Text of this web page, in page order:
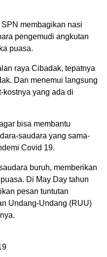
membagikan nasi
pengemudi angkutan
puasa.
raya Cibadak, tepatnya
Dan menemui langsung
kostnya yang ada di
bisa membantu
saudara yang sama-
Covid 19.
buruh, memberikan
Di May Day tahun
pesan tuntutan
Undang-Undang (RUU)